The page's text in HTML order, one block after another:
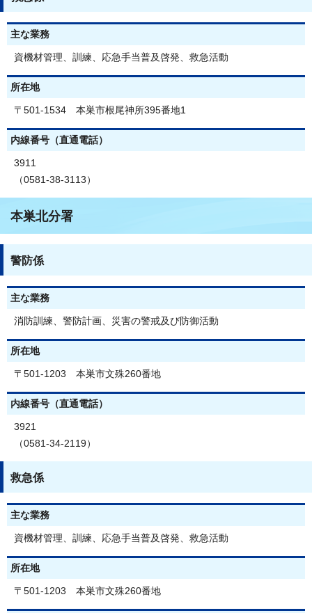
主な業務
資機材管理、訓練、応急手当普及啓発、救急活動
所在地
〒501-1534 本巣市根尾神所395番地1
内線番号（直通電話）
3911
（0581-38-3113）
本巣北分署
警防係
主な業務
消防訓練、警防計画、災害の警戒及び防御活動
所在地
〒501-1203 本巣市文殊260番地
内線番号（直通電話）
3921
（0581-34-2119）
救急係
主な業務
資機材管理、訓練、応急手当普及啓発、救急活動
所在地
〒501-1203 本巣市文殊260番地